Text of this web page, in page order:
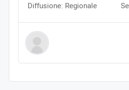
Diffusione: Regionale